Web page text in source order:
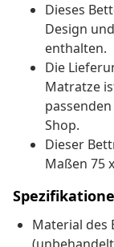
Dieses
Design
enthalten.
Die
Matratze
Shop.
Dieser
Maßen 75
Material des